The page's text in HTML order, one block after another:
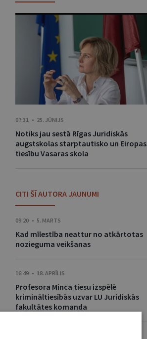
07:31 • 25. JŪNIJS
Notiks jau sestā Rīgas Juridiskās
augstskolas starptautisko un Eiropas
tiesību Vasaras skola
CITI ŠĪ AUTORA JAUNUMI
09:20 • 5. MARTS
Kad mīlestība neattur no atkārtotas
nozieguma veikšanas
16:49 • 18. APRĪLIS
Profesora Minca tiesu izspēlē
krimināltiesībās uzvar LU Juridiskās
fakultātes komanda